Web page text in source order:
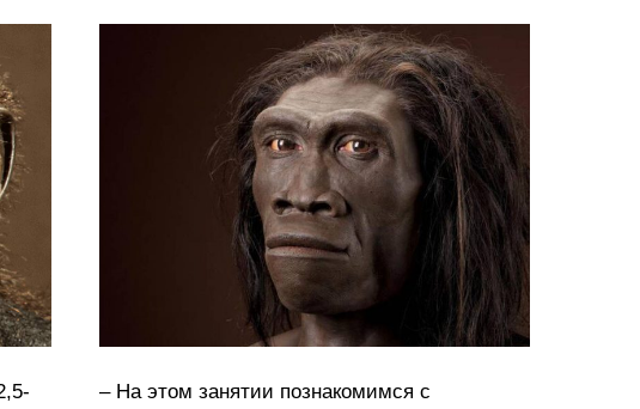
– На этом занятии познакомимся с